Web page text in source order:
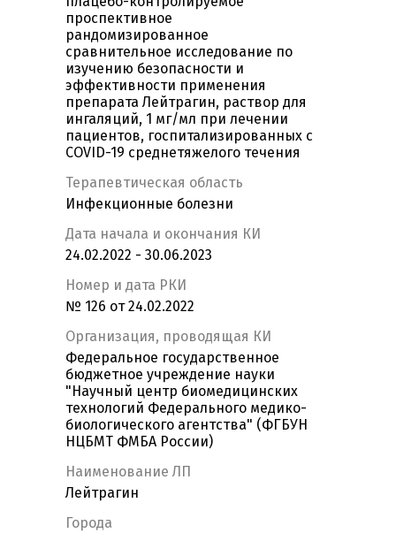
проспективное
рандомизированное
сравнительное исследование по
изучению безопасности и
эффективности применения
препарата Лейтрагин, раствор для
ингаляций, 1 мг/мл при лечении
пациентов, госпитализированных c
COVID-19 среднетяжелого течения
Терапевтическая область
Инфекционные болезни
Дата начала и окончания КИ
24.02.2022 - 30.06.2023
Номер и дата РКИ
№ 126 от 24.02.2022
Организация, проводящая КИ
Федеральное государственное
бюджетное учреждение науки
"Научный центр биомедицинских
технологий Федерального медико-
биологического агентства" (ФГБУН
НЦБМТ ФМБА России)
Наименование ЛП
Лейтрагин
Города